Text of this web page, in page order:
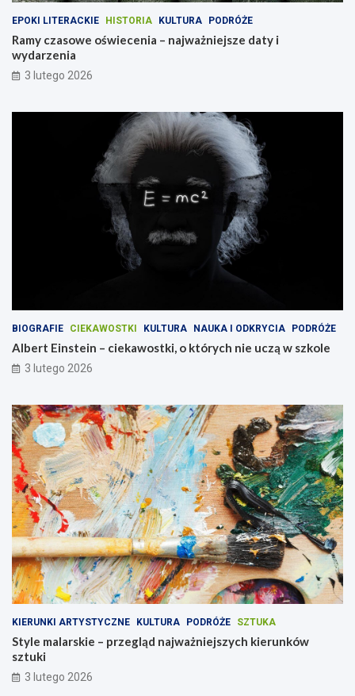
EPOKI LITERACKIE HISTORIA KULTURA PODRÓŻE
Ramy czasowe oświecenia – najważniejsze daty i
wydarzenia
3 lutego 2026
BIOGRAFIE CIEKAWOSTKI KULTURA NAUKA I ODKRYCIA PODRÓŻE
Albert Einstein – ciekawostki, o których nie uczą w szkole
3 lutego 2026
KIERUNKI ARTYSTYCZNE KULTURA PODRÓŻE SZTUKA
Style malarskie – przegląd najważniejszych kierunków
sztuki
3 lutego 2026